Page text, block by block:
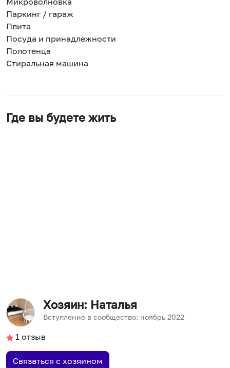
Паркинг / гараж
Плита
Посуда и принадлежности
Полотенца
Стиральная машина
Где вы будете жить
Хозяин: Наталья
Вступление в сообщество: ноябрь 2022
1 отзыв
Связаться с хозяином